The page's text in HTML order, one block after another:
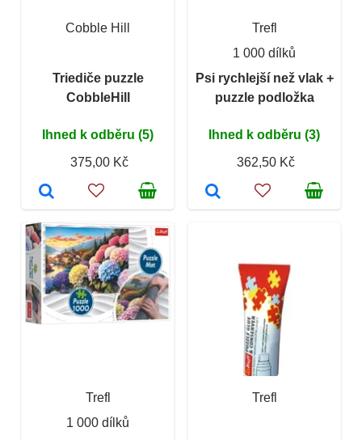
Cobble Hill
Triediče puzzle
CobbleHill
Ihned k odběru (5)
375,00 Kč
Trefl
1 000 dílků
Psi rychlejší než vlak +
puzzle podložka
Ihned k odběru (3)
362,50 Kč
Trefl
1 000 dílků
Trefl